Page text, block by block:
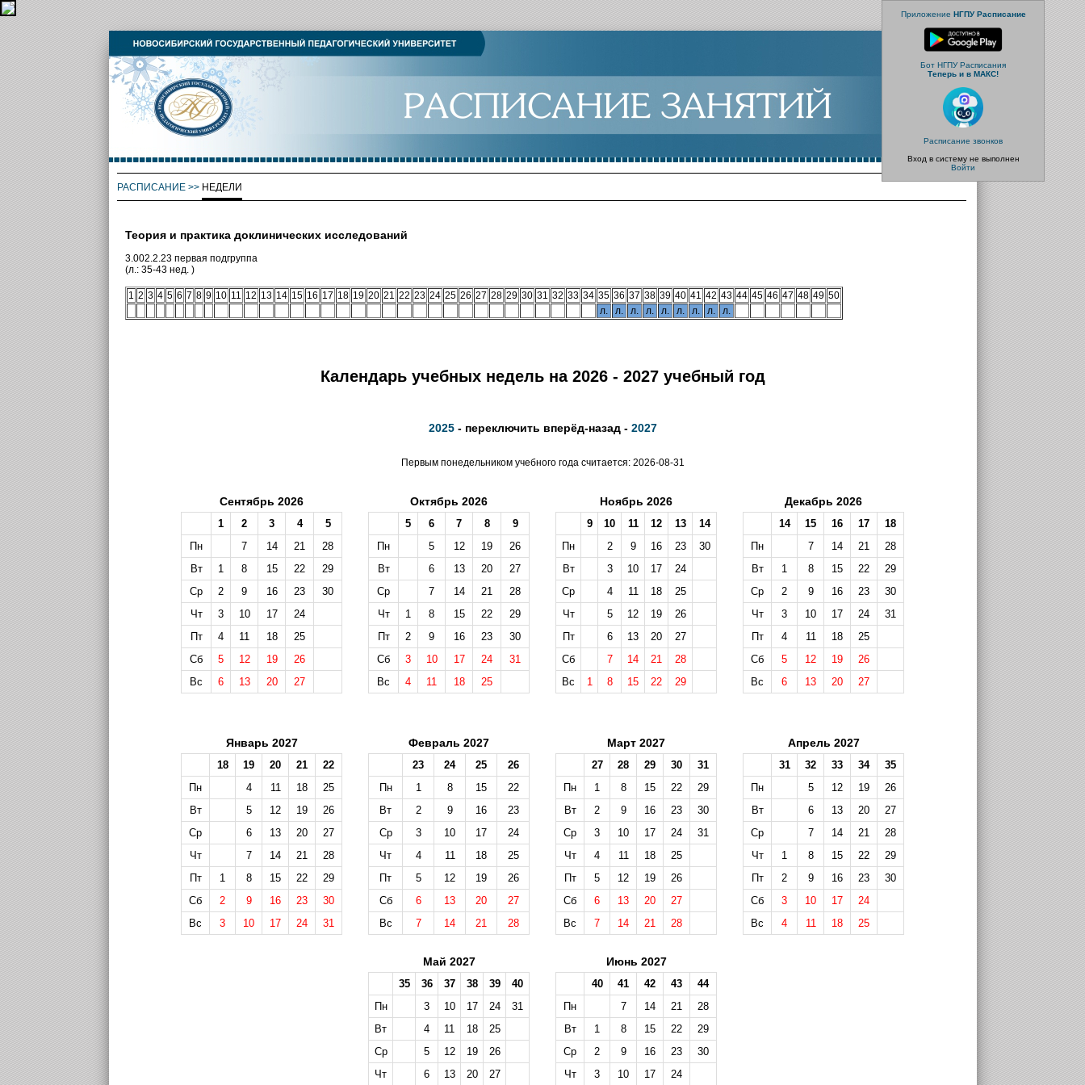
Приложение НГПУ Расписание
Бот НГПУ Расписания
Теперь и в МАКС!
Расписание звонков
Вход в систему не выполнен
Войти
РАСПИСАНИЕ>> НЕДЕЛИ
Теория и практика доклинических исследований
3.002.2.23 первая подгруппа
(л.: 35-43 нед. )
1 2 3 4 5 6 7 8 9 10 11 12 13 14 15 16 17 18 19 20 21 22 23 24 25 26 27 28 29 30 31 32 33 34 35 36 37 38 39 40 41 42 43 44 45 46 47 48 49 50
л.
л. л. л. л. л. л. л. л.
Календарь учебных недель на 2026 - 2027 учебный год
2025- переключить вперёд-назад - 2027
Первым понедельником учебного года считается: 2026-08-31
Сентябрь 2026
1 2 3 4
5
Пн
7 14 21
28
Вт
1 8 15 22
29
Ср
2 9 16 23
30
Чт
3 10 17
24
Пт
4 11 18
25
Сб
5 12 19
26
Вс
6 13 20 27
Октябрь 2026
5 6 7 8
9
Пн
5 12 19
26
Вт
6 13 20
27
Ср
7 14 21
28
Чт
1 8 15 22
29
Пт
2 9 16 23
30
Сб
3 10 17 24
31
Вс
4 11 18 25
Ноябрь 2026
9 10 11 12 13
14
Пн
2 9 16 23
30
Вт
3 10 17
24
Ср
4 11 18
25
Чт
5 12 19
26
Пт
6 13 20
27
Сб
7 14 21
28
Вс
1 8 15 22 29
Декабрь 2026
14 15 16 17
18
Пн
7 14 21
28
Вт
1 8 15 22
29
Ср
2 9 16 23
30
Чт
3 10 17 24
31
Пт
4 11 18
25
Сб
5 12 19
26
Вс
6 13 20 27
Январь 2027
18 19 20 21
22
Пн
4 11 18
25
Вт
5 12 19
26
Ср
6 13 20
27
Чт
7 14 21
28
Пт
1 8 15 22
29
Сб
2 9 16 23
30
Вс
3 10 17 24 31
Февраль 2027
23 24 25
26
Пн
1 8 15
22
Вт
2 9 16
23
Ср
3 10 17
24
Чт
4 11 18
25
Пт
5 12 19
26
Сб
6 13 20
27
Вс
7 14 21 28
Март 2027
27 28 29 30
31
Пн
1 8 15 22
29
Вт
2 9 16 23
30
Ср
3 10 17 24
31
Чт
4 11 18
25
Пт
5 12 19
26
Сб
6 13 20
27
Вс
7 14 21 28
Апрель 2027
31 32 33 34
35
Пн
5 12 19
26
Вт
6 13 20
27
Ср
7 14 21
28
Чт
1 8 15 22
29
Пт
2 9 16 23
30
Сб
3 10 17
24
Вс
4 11 18 25
Май 2027
35 36 37 38 39
40
Пн
3 10 17 24
31
Вт
4 11 18
25
Ср
5 12 19
26
Чт
6 13 20 27
Июнь 2027
40 41 42 43
44
Пн
7 14 21
28
Вт
1 8 15 22
29
Ср
2 9 16 23
30
Чт
3 10 17 24